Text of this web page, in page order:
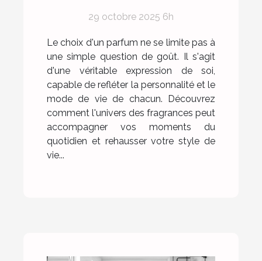
29 octobre 2025 6h
Le choix d'un parfum ne se limite pas à
une simple question de goût. Il s'agit
d'une véritable expression de soi,
capable de refléter la personnalité et le
mode de vie de chacun. Découvrez
comment l'univers des fragrances peut
accompagner vos moments du
quotidien et rehausser votre style de
vie...